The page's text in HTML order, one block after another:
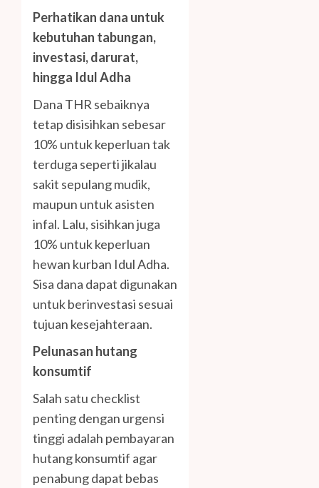
Perhatikan dana untuk
kebutuhan tabungan,
investasi, darurat,
hingga Idul Adha
Dana THR sebaiknya
tetap disisihkan sebesar
10% untuk keperluan tak
terduga seperti jikalau
sakit sepulang mudik,
maupun untuk asisten
infal. Lalu, sisihkan juga
10% untuk keperluan
hewan kurban Idul Adha.
Sisa dana dapat digunakan
untuk berinvestasi sesuai
tujuan kesejahteraan.
Pelunasan hutang
konsumtif
Salah satu checklist
penting dengan urgensi
tinggi adalah pembayaran
hutang konsumtif agar
penabung dapat bebas